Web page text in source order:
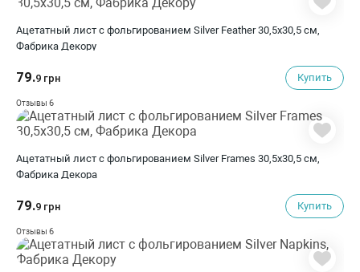
Ацетатный лист с фольгированием Silver Feather 30,5х30,5 см,
Фабрика Декору
79.9 грн Купить
Отзывы 6
Ацетатный лист с фольгированием Silver Frames 30,5х30,5 см,
Фабрика Декора
79.9 грн Купить
Отзывы 6